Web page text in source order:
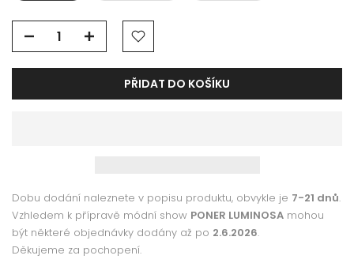
PŘIDAT DO KOŠÍKU
Dobu dodání naleznete v popisu produktu, obvykle je 7-21 dnů.
Vzhledem k přípravě módní show PONER LUMINOSA mohou
být některé objednávky dodány až po 2.6.2026.
Děkujeme za pochopení.